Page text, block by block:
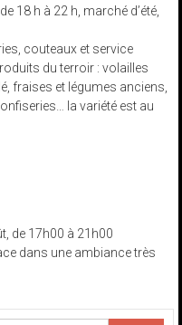
18 h à 22 h, marché d’été,
couteaux et service
du terroir : volailles
fraises et légumes anciens,
la variété est au
de 17h00 à 21h00
dans une ambiance très